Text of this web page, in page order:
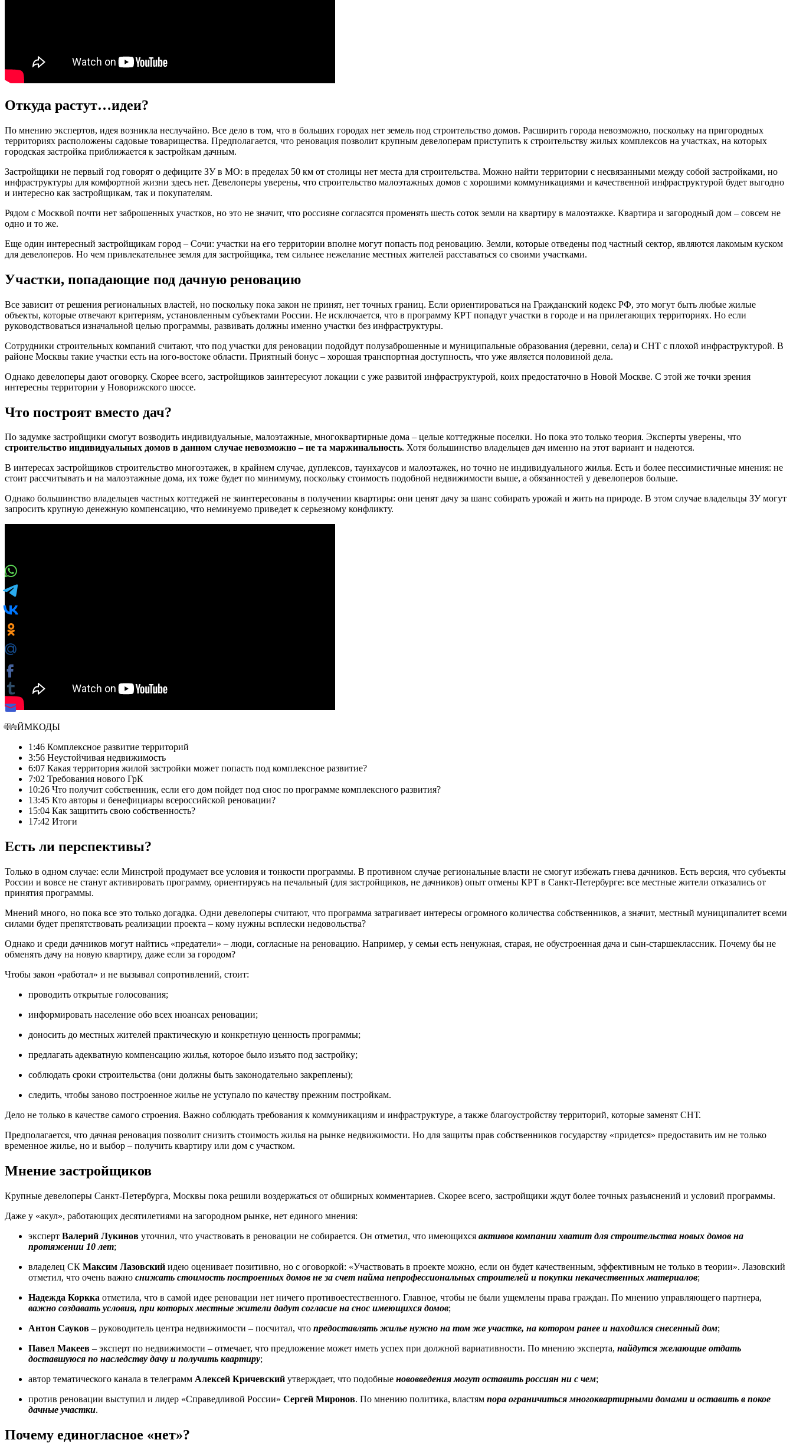
Откуда растут…идеи?
По мнению экспертов, идея возникла неслучайно. Все дело в том, что в больших городах нет земель под строительство домов. Расширить города невозможно, поскольку на пригородных
территориях расположены садовые товарищества. Предполагается, что реновация позволит крупным девелоперам приступить к строительству жилых комплексов на участках, на которых
городская застройка приближается к застройкам дачным.
Застройщики не первый год говорят о дефиците ЗУ в МО: в пределах 50 км от столицы нет места для строительства. Можно найти территории с несвязанными между собой застройками, но
инфраструктуры для комфортной жизни здесь нет. Девелоперы уверены, что строительство малоэтажных домов с хорошими коммуникациями и качественной инфраструктурой будет выгодно
и интересно как застройщикам, так и покупателям.
Рядом с Москвой почти нет заброшенных участков, но это не значит, что россияне согласятся променять шесть соток земли на квартиру в малоэтажке. Квартира и загородный дом – совсем не
одно и то же.
Еще один интересный застройщикам город – Сочи: участки на его территории вполне могут попасть под реновацию. Земли, которые отведены под частный сектор, являются лакомым куском
для девелоперов. Но чем привлекательнее земля для застройщика, тем сильнее нежелание местных жителей расставаться со своими участками.
Участки, попадающие под дачную реновацию
Все зависит от решения региональных властей, но поскольку пока закон не принят, нет точных границ. Если ориентироваться на Гражданский кодекс РФ, это могут быть любые жилые
объекты, которые отвечают критериям, установленным субъектами России. Не исключается, что в программу КРТ попадут участки в городе и на прилегающих территориях. Но если
руководствоваться изначальной целью программы, развивать должны именно участки без инфраструктуры.
Сотрудники строительных компаний считают, что под участки для реновации подойдут полузаброшенные и муниципальные образования (деревни, села) и СНТ с плохой инфраструктурой. В
районе Москвы такие участки есть на юго-востоке области. Приятный бонус – хорошая транспортная доступность, что уже является половиной дела.
Однако девелоперы дают оговорку. Скорее всего, застройщиков заинтересуют локации с уже развитой инфраструктурой, коих предостаточно в Новой Москве. С этой же точки зрения
интересны территории у Новорижского шоссе.
Что построят вместо дач?
По задумке застройщики смогут возводить индивидуальные, малоэтажные, многоквартирные дома – целые коттеджные поселки. Но пока это только теория. Эксперты уверены, что
строительство индивидуальных домов в данном случае невозможно – не та маржинальность. Хотя большинство владельцев дач именно на этот вариант и надеются.
В интересах застройщиков строительство многоэтажек, в крайнем случае, дуплексов, таунхаусов и малоэтажек, но точно не индивидуального жилья. Есть и более пессимистичные мнения: не
стоит рассчитывать и на малоэтажные дома, их тоже будет по минимуму, поскольку стоимость подобной недвижимости выше, а обязанностей у девелоперов больше.
Однако большинство владельцев частных коттеджей не заинтересованы в получении квартиры: они ценят дачу за шанс собирать урожай и жить на природе. В этом случае владельцы ЗУ могут
запросить крупную денежную компенсацию, что неминуемо приведет к серьезному конфликту.
ТАЙМКОДЫ
1:46 Комплексное развитие территорий
3:56 Неустойчивая недвижимость
6:07 Какая территория жилой застройки может попасть под комплексное развитие?
7:02 Требования нового ГрК
10:26 Что получит собственник, если его дом пойдет под снос по программе комплексного развития?
13:45 Кто авторы и бенефициары всероссийской реновации?
15:04 Как защитить свою собственность?
17:42 Итоги
Есть ли перспективы?
Только в одном случае: если Минстрой продумает все условия и тонкости программы. В противном случае региональные власти не смогут избежать гнева дачников. Есть версия, что субъекты
России и вовсе не станут активировать программу, ориентируясь на печальный (для застройщиков, не дачников) опыт отмены КРТ в Санкт-Петербурге: все местные жители отказались от
принятия программы.
Мнений много, но пока все это только догадка. Одни девелоперы считают, что программа затрагивает интересы огромного количества собственников, а значит, местный муниципалитет всеми
силами будет препятствовать реализации проекта – кому нужны всплески недовольства?
Однако и среди дачников могут найтись «предатели» – люди, согласные на реновацию. Например, у семьи есть ненужная, старая, не обустроенная дача и сын-старшеклассник. Почему бы не
обменять дачу на новую квартиру, даже если за городом?
Чтобы закон «работал» и не вызывал сопротивлений, стоит:
проводить открытые голосования;
информировать население обо всех нюансах реновации;
доносить до местных жителей практическую и конкретную ценность программы;
предлагать адекватную компенсацию жилья, которое было изъято под застройку;
соблюдать сроки строительства (они должны быть законодательно закреплены);
следить, чтобы заново построенное жилье не уступало по качеству прежним постройкам.
Дело не только в качестве самого строения. Важно соблюдать требования к коммуникациям и инфраструктуре, а также благоустройству территорий, которые заменят СНТ.
Предполагается, что дачная реновация позволит снизить стоимость жилья на рынке недвижимости. Но для защиты прав собственников государству «придется» предоставить им не только
временное жилье, но и выбор – получить квартиру или дом с участком.
Мнение застройщиков
Крупные девелоперы Санкт-Петербурга, Москвы пока решили воздержаться от обширных комментариев. Скорее всего, застройщики ждут более точных разъяснений и условий программы.
Даже у «акул», работающих десятилетиями на загородном рынке, нет единого мнения:
эксперт Валерий Лукинов уточнил, что участвовать в реновации не собирается. Он отметил, что имеющихся активов компании хватит для строительства новых домов на
протяжении 10 лет;
владелец СК Максим Лазовский идею оценивает позитивно, но с оговоркой: «Участвовать в проекте можно, если он будет качественным, эффективным не только в теории». Лазовский
отметил, что очень важно снижать стоимость построенных домов не за счет найма непрофессиональных строителей и покупки некачественных материалов;
Надежда Коркка отметила, что в самой идее реновации нет ничего противоестественного. Главное, чтобы не были ущемлены права граждан. По мнению управляющего партнера,
важно создавать условия, при которых местные жители дадут согласие на снос имеющихся домов;
Антон Сауков – руководитель центра недвижимости – посчитал, что предоставлять жилье нужно на том же участке, на котором ранее и находился снесенный дом;
Павел Макеев – эксперт по недвижимости – отмечает, что предложение может иметь успех при должной вариативности. По мнению эксперта, найдутся желающие отдать
доставшуюся по наследству дачу и получить квартиру;
автор тематического канала в телеграмм Алексей Кричевский утверждает, что подобные нововведения могут оставить россиян ни с чем;
против реновации выступил и лидер «Справедливой России» Сергей Миронов. По мнению политика, властям пора ограничиться многоквартирными домами и оставить в покое
дачные участки.
Почему единогласное «нет»?